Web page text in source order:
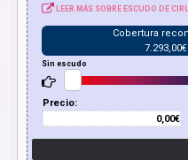
LEER MÁS SOBRE ESCUDO DE
Cobertura
7.293,00€
Sin escudo
Precio:
0,00€